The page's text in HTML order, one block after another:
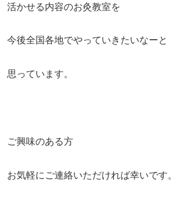
活かせる内容のお灸教室を
今後全国各地でやっていきたいなーと
思っています。
ご興味のある方
お気軽にご連絡いただければ幸いです。